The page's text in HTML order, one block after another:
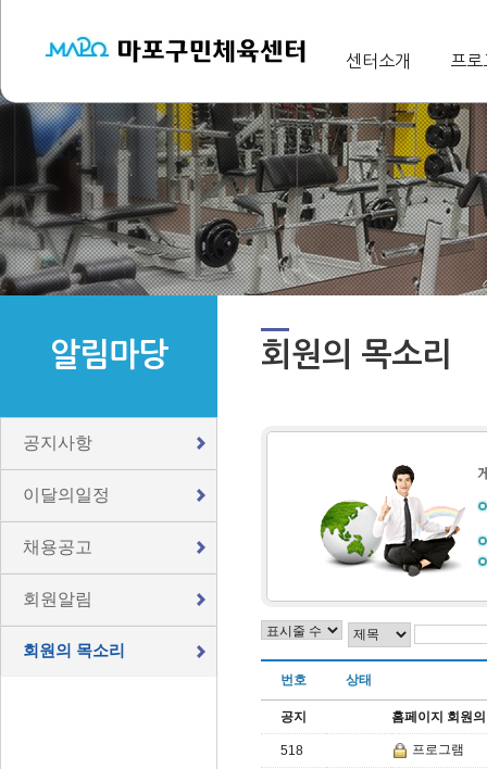
센터소개 프
알림마당
공지사항
이달의일정
채용공고
회원알림
회원의 목소리
회원의 목소리
번호 상태
공지 홈페이지 회원
518 프로그램